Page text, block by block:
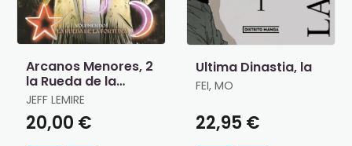
Arcanos Menores, 2
la Rueda de la
Fortuna
JEFF LEMIRE
20,00 €
Ultima Dinastia, la
FEI, MO
22,95 €